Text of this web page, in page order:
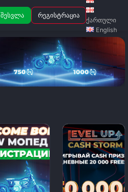
შესვლა რეგისტრაცია
ქართული
English